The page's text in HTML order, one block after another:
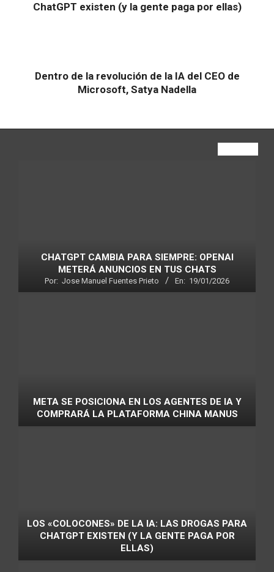
ChatGPT existen (y la gente paga por ellas)
Dentro de la revolución de la IA del CEO de
Microsoft, Satya Nadella
CHATGPT CAMBIA PARA SIEMPRE: OPENAI
METERÁ ANUNCIOS EN TUS CHATS
Por: Jose Manuel Fuentes Prieto En: 19/01/2026
META SE POSICIONA EN LOS AGENTES DE IA Y
COMPRARÁ LA PLATAFORMA CHINA MANUS
LOS «COLOCONES» DE LA IA: LAS DROGAS PARA
CHATGPT EXISTEN (Y LA GENTE PAGA POR
ELLAS)